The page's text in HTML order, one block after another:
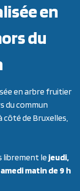
en
du
en arbre fruitier
du commun
de Bruxelles,
librement lejeudi,
matin de 9 h